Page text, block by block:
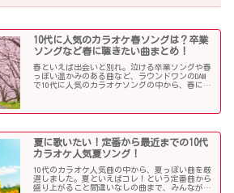
10代に人気のカラオケ春ソングは？卒業
ソングなど春に聴きたい曲まとめ！
春といえば出会いと別れ。泣ける卒業ソングや春
っぽい温かみのある曲など、ラウンドワンのDAM
で10代に人気のカラオケソングの中から、春に聴
夏に歌いたい！定番から最近までの10代
カラオケ人気夏ソング！
10代のカラオケ人気曲の中から、夏っぽい曲を厳
選しました。夏といえばコレ！という定番曲から
盛り上がること間違いなしの曲まで、みんなが選